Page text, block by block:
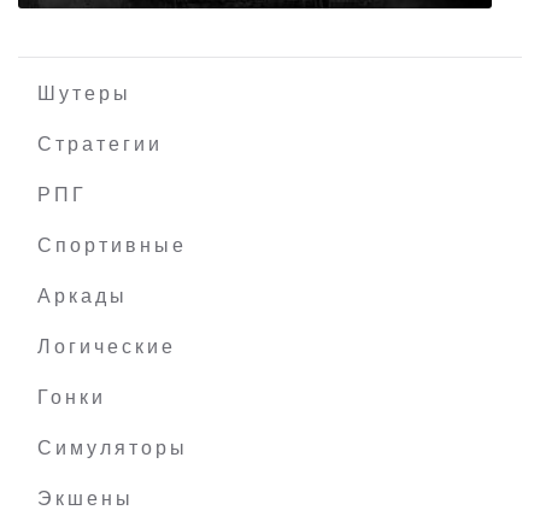
Шутеры
Стратегии
РПГ
Спортивные
Аркады
Логические
Гонки
Симуляторы
Экшены